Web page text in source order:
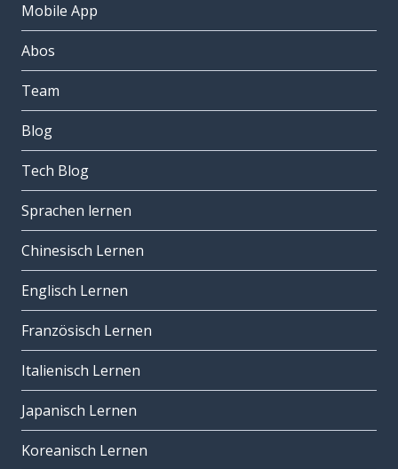
Mobile App
Abos
Team
Blog
Tech Blog
Sprachen lernen
Chinesisch Lernen
Englisch Lernen
Französisch Lernen
Italienisch Lernen
Japanisch Lernen
Koreanisch Lernen